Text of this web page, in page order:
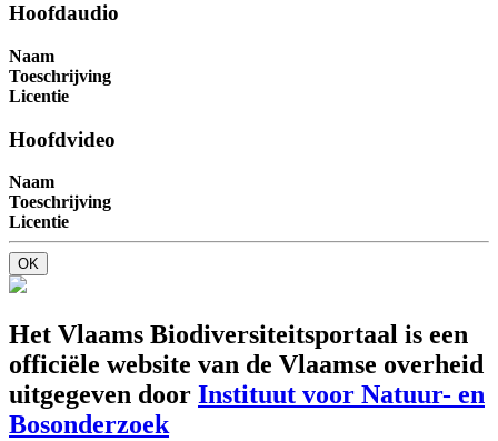
Hoofdaudio
Naam
Toeschrijving
Licentie
Hoofdvideo
Naam
Toeschrijving
Licentie
OK
Het Vlaams Biodiversiteitsportaal is een
officiële website van de Vlaamse overheid
uitgegeven door Instituut voor Natuur- en
Bosonderzoek